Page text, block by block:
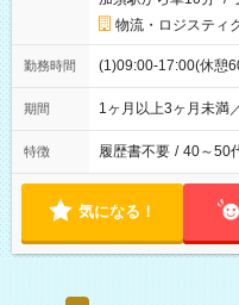
物流・ロジスティ
勤務時間 (1)09:00-17:00(休憩
期間 1ヶ月以上3ヶ月未満
特徴 履歴書不要 / 40～50
気になる！